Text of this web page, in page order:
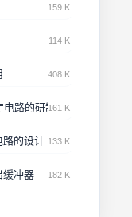
159 K
114 K
408 K
电路的研制161 K
路的设计 133 K
缓冲器 182 K